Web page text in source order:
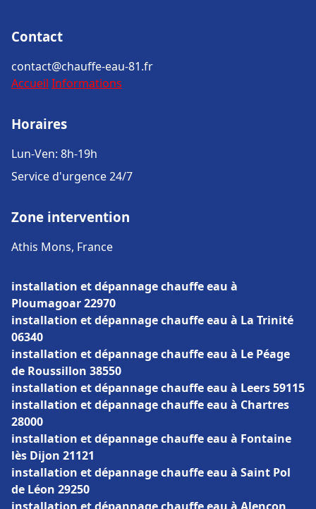
Contact
contact@chauffe-eau-81.fr
Accueil Informations
Horaires
Lun-Ven: 8h-19h
Service d'urgence 24/7
Zone intervention
Athis Mons, France
installation et dépannage chauffe eau à
Ploumagoar 22970
installation et dépannage chauffe eau à La Trinité
06340
installation et dépannage chauffe eau à Le Péage
de Roussillon 38550
installation et dépannage chauffe eau à Leers 59115
installation et dépannage chauffe eau à Chartres
28000
installation et dépannage chauffe eau à Fontaine
lès Dijon 21121
installation et dépannage chauffe eau à Saint Pol
de Léon 29250